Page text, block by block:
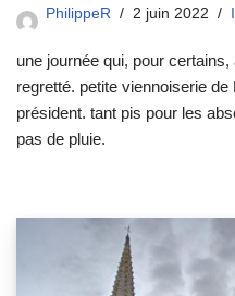
PhilippeR 2 juin 2022
une journée qui, pour
regretté. petite viennoiserie
président. tant pis pour les
pas de pluie.